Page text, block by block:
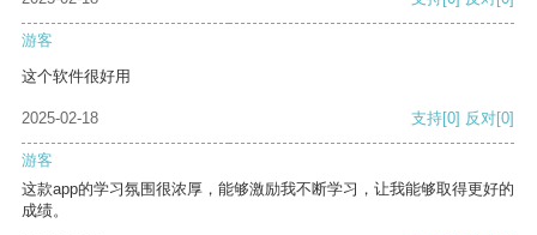
游客
这个软件很好用
2025-02-18 支持[0] 反对[0]
游客
这款app的学习氛围很浓厚，能够激励我不断学习，让我能够取得更好的
成绩。